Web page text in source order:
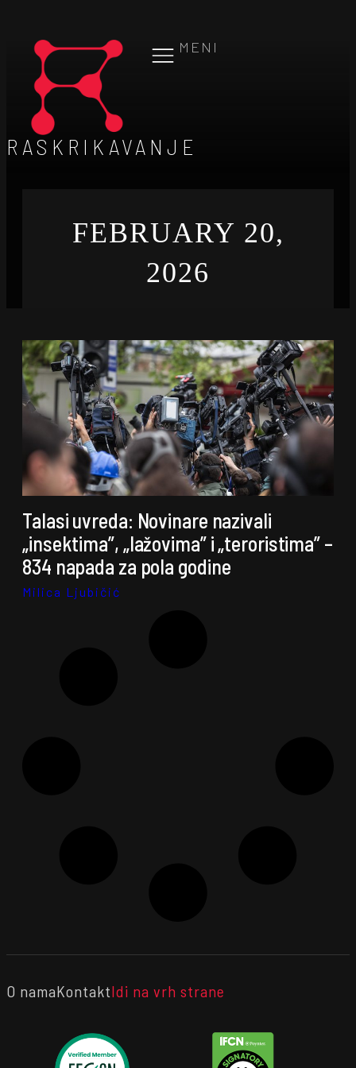
MENI
RASKRIKAVANJE
FEBRUARY 20,
2026
Talasi uvreda: Novinare nazivali
„insektima”, „lažovima” i „teroristima” –
834 napada za pola godine
Milica Ljubičić
O namaKontaktIdi na vrh strane